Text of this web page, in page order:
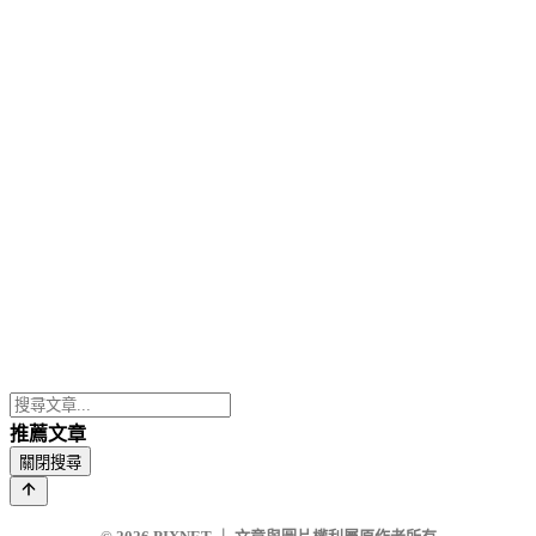
推薦文章
關閉搜尋